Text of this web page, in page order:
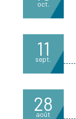
oct.
11
sept.
28
août